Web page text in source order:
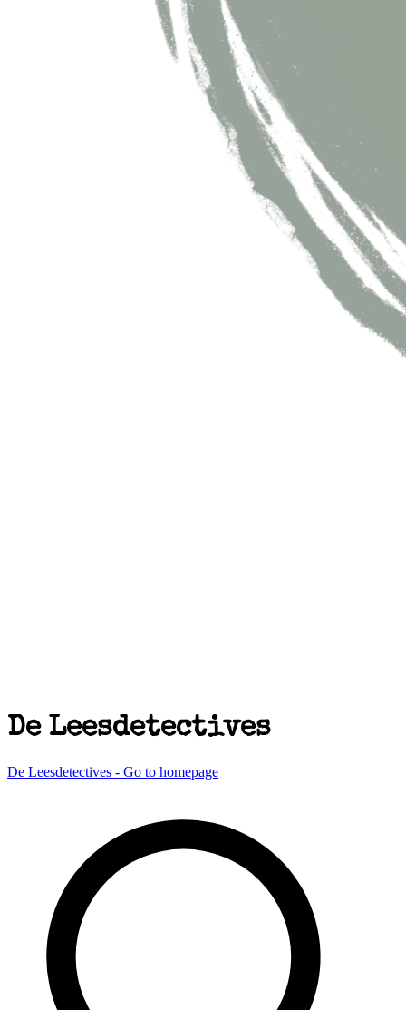
De Leesdetectives
De Leesdetectives - Go to homepage